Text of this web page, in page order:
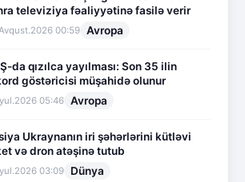
televiziya fəaliyyətinə fasilə verir
00:59 Avropa
da qızılca yayılması: Son 35 ilin
göstəricisi müşahidə olunur
05:46 Avropa
Ukraynanın iri şəhərlərini kütləvi
və dron atəşinə tutub
03:09 Dünya